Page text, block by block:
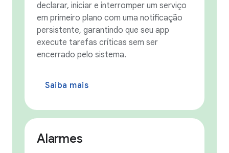
declarar, iniciar e interromper um serviço
em primeiro plano com uma notificação
persistente, garantindo que seu app
execute tarefas críticas sem ser
encerrado pelo sistema.
Saiba mais
Alarmes